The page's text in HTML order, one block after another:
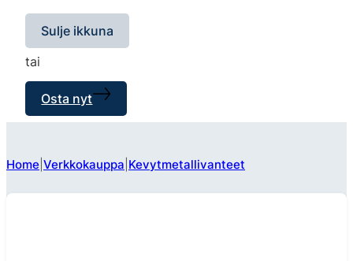
Sulje ikkuna
tai
Osta nyt
Home Verkkokauppa Kevytmetallivanteet